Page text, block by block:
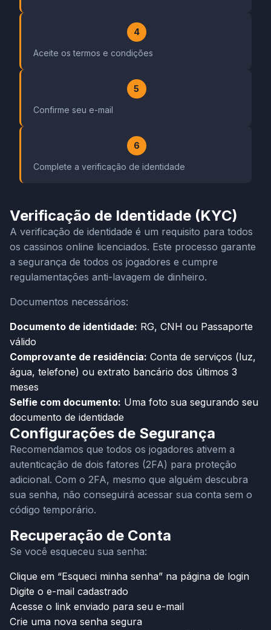
4
Aceite os termos e condições
5
Confirme seu e-mail
6
Complete a verificação de identidade
Verificação de Identidade (KYC)
A verificação de identidade é um requisito para todos
os cassinos online licenciados. Este processo garante
a segurança de todos os jogadores e cumpre
regulamentações anti-lavagem de dinheiro.
Documentos necessários:
Documento de identidade: RG, CNH ou Passaporte
válido
Comprovante de residência: Conta de serviços (luz,
água, telefone) ou extrato bancário dos últimos 3
meses
Selfie com documento: Uma foto sua segurando seu
documento de identidade
Configurações de Segurança
Recomendamos que todos os jogadores ativem a
autenticação de dois fatores (2FA) para proteção
adicional. Com o 2FA, mesmo que alguém descubra
sua senha, não conseguirá acessar sua conta sem o
código temporário.
Recuperação de Conta
Se você esqueceu sua senha:
Clique em “Esqueci minha senha” na página de login
Digite o e-mail cadastrado
Acesse o link enviado para seu e-mail
Crie uma nova senha segura